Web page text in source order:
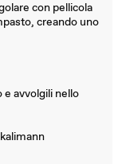
con pellicola
creando uno
e avvolgili nello